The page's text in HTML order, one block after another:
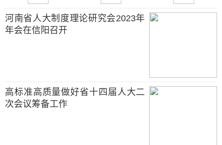
河南省人大制度理论研究会2023年
年会在信阳召开
高标准高质量做好省十四届人大二
次会议筹备工作